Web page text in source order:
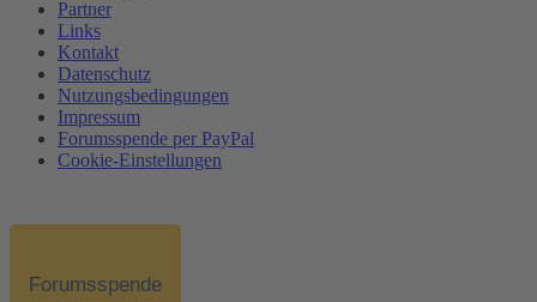
Partner
Links
Kontakt
Datenschutz
Nutzungsbedingungen
Impressum
Forumsspende per PayPal
Cookie-Einstellungen
Forumsspende